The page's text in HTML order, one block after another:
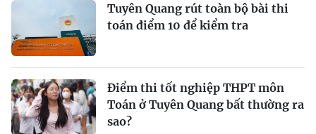
Tuyên Quang rút toàn bộ bài thi
toán điểm 10 để kiểm tra
Điểm thi tốt nghiệp THPT môn
Toán ở Tuyên Quang bất thường ra
sao?